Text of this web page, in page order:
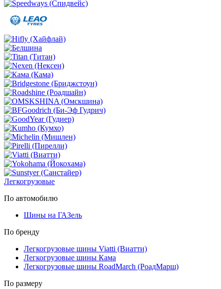
Легкогрузовые
По автомобилю
Шины на ГАЗель
По бренду
Легкогрузовые шины Viatti (Виатти)
Легкогрузовые шины Кама
Легкогрузовые шины RoadMarch (РоадМарш)
По размеру